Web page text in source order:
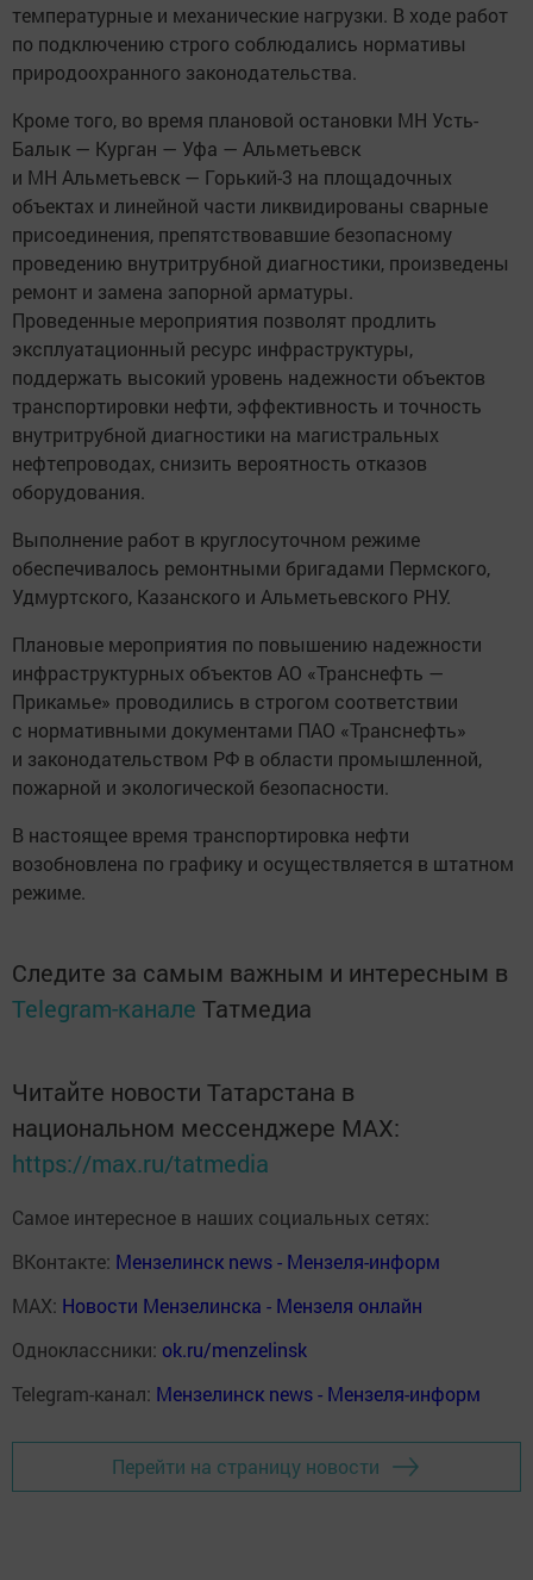
температурные и механические нагрузки. В ходе работ
по подключению строго соблюдались нормативы
природоохранного законодательства.
Кроме того, во время плановой остановки МН Усть-
Балык — Курган — Уфа — Альметьевск
и МН Альметьевск — Горький-3 на площадочных
объектах и линейной части ликвидированы сварные
присоединения, препятствовавшие безопасному
проведению внутритрубной диагностики, произведены
ремонт и замена запорной арматуры.
Проведенные мероприятия позволят продлить
эксплуатационный ресурс инфраструктуры,
поддержать высокий уровень надежности объектов
транспортировки нефти, эффективность и точность
внутритрубной диагностики на магистральных
нефтепроводах, снизить вероятность отказов
оборудования.
Выполнение работ в круглосуточном режиме
обеспечивалось ремонтными бригадами Пермского,
Удмуртского, Казанского и Альметьевского РНУ.
Плановые мероприятия по повышению надежности
инфраструктурных объектов АО «Транснефть —
Прикамье» проводились в строгом соответствии
с нормативными документами ПАО «Транснефть»
и законодательством РФ в области промышленной,
пожарной и экологической безопасности.
В настоящее время транспортировка нефти
возобновлена по графику и осуществляется в штатном
режиме.
Следите за самым важным и интересным в
Telegram-канале Татмедиа
Читайте новости Татарстана в
национальном мессенджере MАХ:
https://max.ru/tatmedia
Самое интересное в наших социальных сетях:
ВКонтакте: Мензелинск news - Мензеля-информ
MAX: Новости Мензелинска - Мензеля онлайн
Одноклассники: ok.ru/menzelinsk
Telegram-канал: Мензелинск news - Мензеля-информ
Перейти на страницу новости